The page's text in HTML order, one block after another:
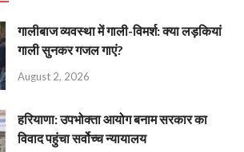
गालीबाज व्‍यवस्‍था में गाली-विमर्श: क्या लड़कियां
गाली सुनकर गजल गाएं?
August 2, 2026
हरियाणा: उपभोक्ता आयोग बनाम सरकार का
विवाद पहुंचा सर्वोच्च न्यायालय